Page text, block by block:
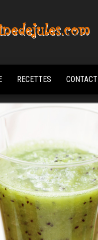
cuisine
Jules
RECETTES CONTACT